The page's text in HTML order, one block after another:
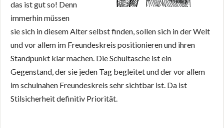
das ist gut so! Denn
immerhin müssen
sie sich in diesem Alter selbst finden, sollen sich in der Welt
und vor allem im Freundeskreis positionieren und ihren
Standpunkt klar machen. Die Schultasche ist ein
Gegenstand, der sie jeden Tag begleitet und der vor allem
im schulnahen Freundeskreis sehr sichtbar ist. Da ist
Stilsicherheit definitiv Priorität.